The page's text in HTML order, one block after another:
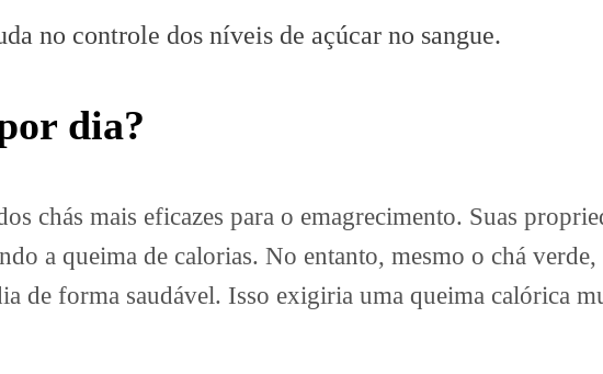
no controle dos níveis de açúcar no sangue.
dia?
chás mais eficazes para o emagrecimento. Suas
a queima de calorias. No entanto, mesmo o chá
de forma saudável. Isso exigiria uma queima calórica